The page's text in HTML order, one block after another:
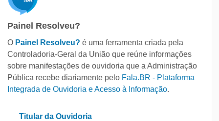
Painel Resolveu?
O Painel Resolveu? é uma ferramenta criada pela
Controladoria-Geral da União que reúne informações
sobre manifestações de ouvidoria que a Administração
Pública recebe diariamente pelo Fala.BR - Plataforma
Integrada de Ouvidoria e Acesso à Informação.
Titular da Ouvidoria